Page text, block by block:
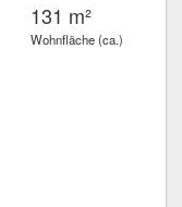
131 m²
Wohnfläche (ca.)